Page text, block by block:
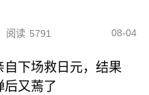
阅读 5791 08-04
自下场救日元，结果
后又蔫了